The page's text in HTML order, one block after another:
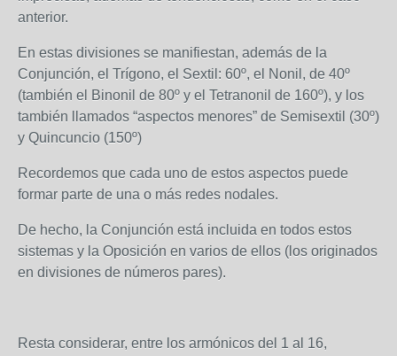
anterior.
En estas divisiones se manifiestan, además de la
Conjunción, el Trígono, el Sextil: 60º, el Nonil, de 40º
(también el Binonil de 80º y el Tetranonil de 160º), y los
también llamados “aspectos menores” de Semisextil (30º)
y Quincuncio (150º)
Recordemos que cada uno de estos aspectos puede
formar parte de una o más redes nodales.
De hecho, la Conjunción está incluida en todos estos
sistemas y la Oposición en varios de ellos (los originados
en divisiones de números pares).
Resta considerar, entre los armónicos del 1 al 16,